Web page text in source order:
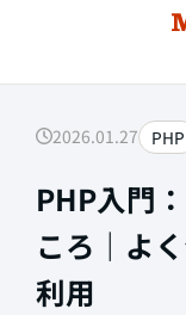
SEARCH
2026.01.27 PHP
PHP入門
ころ｜よ
利用